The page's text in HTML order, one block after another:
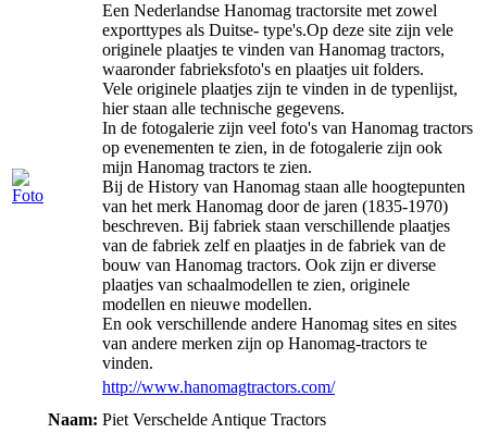
Een Nederlandse Hanomag tractorsite met zowel
exporttypes als Duitse- type's.Op deze site zijn vele
originele plaatjes te vinden van Hanomag tractors,
waaronder fabrieksfoto's en plaatjes uit folders.
Vele originele plaatjes zijn te vinden in de typenlijst,
hier staan alle technische gegevens.
In de fotogalerie zijn veel foto's van Hanomag tractors
op evenementen te zien, in de fotogalerie zijn ook
mijn Hanomag tractors te zien.
Bij de History van Hanomag staan alle hoogtepunten
van het merk Hanomag door de jaren (1835-1970)
beschreven. Bij fabriek staan verschillende plaatjes
van de fabriek zelf en plaatjes in de fabriek van de
bouw van Hanomag tractors. Ook zijn er diverse
plaatjes van schaalmodellen te zien, originele
modellen en nieuwe modellen.
En ook verschillende andere Hanomag sites en sites
van andere merken zijn op Hanomag-tractors te
vinden.
http://www.hanomagtractors.com/
Naam: Piet Verschelde Antique Tractors